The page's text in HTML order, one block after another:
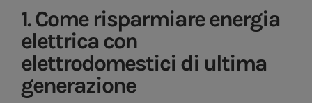
1. Come risparmiare energia
elettrica con
elettrodomestici di ultima
generazione